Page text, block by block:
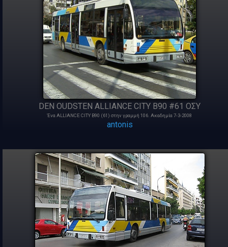
DEN OUDSTEN ALLIANCE CITY B90 #61 ΟΣΥ
Ένα ALLIANCE CITY B90 (61) στην γραμμή 106. Ακαδημία 7-3-2008
antonis